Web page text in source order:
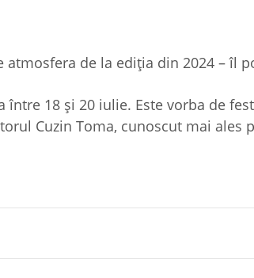
atmosfera de la ediția din 2024 – îl
18 și 20 iulie. Este vorba de
Cuzin Toma, cunoscut mai ales